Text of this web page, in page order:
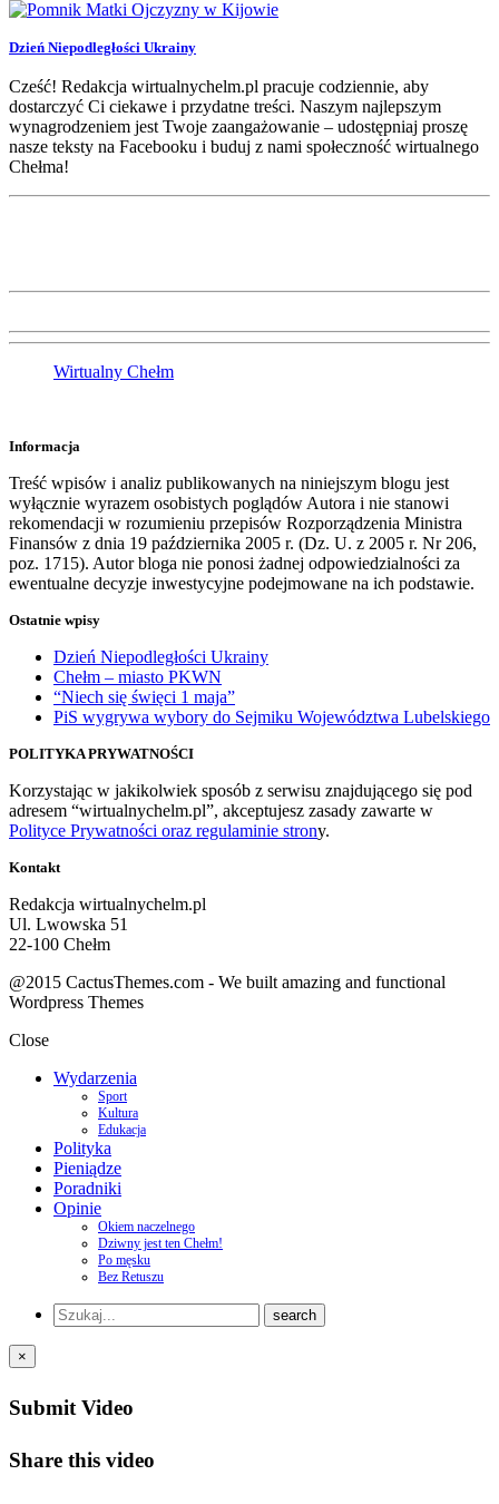
Dzień Niepodległości Ukrainy
Cześć! Redakcja wirtualnychelm.pl pracuje codziennie, aby
dostarczyć Ci ciekawe i przydatne treści. Naszym najlepszym
wynagrodzeniem jest Twoje zaangażowanie – udostępniaj proszę
nasze teksty na Facebooku i buduj z nami społeczność wirtualnego
Chełma!
Wirtualny Chełm
Informacja
Treść wpisów i analiz publikowanych na niniejszym blogu jest
wyłącznie wyrazem osobistych poglądów Autora i nie stanowi
rekomendacji w rozumieniu przepisów Rozporządzenia Ministra
Finansów z dnia 19 października 2005 r. (Dz. U. z 2005 r. Nr 206,
poz. 1715). Autor bloga nie ponosi żadnej odpowiedzialności za
ewentualne decyzje inwestycyjne podejmowane na ich podstawie.
Ostatnie wpisy
Dzień Niepodległości Ukrainy
Chełm – miasto PKWN
“Niech się święci 1 maja”
PiS wygrywa wybory do Sejmiku Województwa Lubelskiego
POLITYKA PRYWATNOŚCI
Korzystając w jakikolwiek sposób z serwisu znajdującego się pod
adresem “wirtualnychelm.pl”, akceptujesz zasady zawarte w
Polityce Prywatności oraz regulaminie strony.
Kontakt
Redakcja wirtualnychelm.pl
Ul. Lwowska 51
22-100 Chełm
@2015 CactusThemes.com - We built amazing and functional
Wordpress Themes
Close
Wydarzenia
Sport
Kultura
Edukacja
Polityka
Pieniądze
Poradniki
Opinie
Okiem naczelnego
Dziwny jest ten Chełm!
Po męsku
Bez Retuszu
×
Submit Video
Share this video